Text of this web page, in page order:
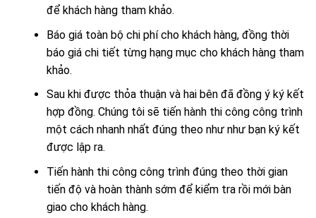
để khách hàng tham khảo.
Báo giá toàn bộ chi phí cho khách hàng, đồng thời
báo giá chi tiết từng hạng mục cho khách hàng tham
khảo.
Sau khi được thỏa thuận và hai bên đã đồng ý ký kết
hợp đồng. Chúng tôi sẽ tiến hành thi công công trình
một cách nhanh nhất đúng theo như như bạn ký kết
được lập ra.
Tiến hành thi công công trình đúng theo thời gian
tiến độ và hoàn thành sớm để kiểm tra rồi mới bàn
giao cho khách hàng.